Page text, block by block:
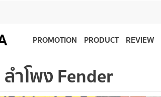
PROMOTION PRODUCT REVIEW
ลำโพง Fender